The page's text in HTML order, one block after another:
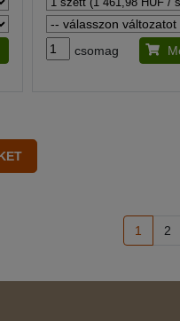
csomag
1 2